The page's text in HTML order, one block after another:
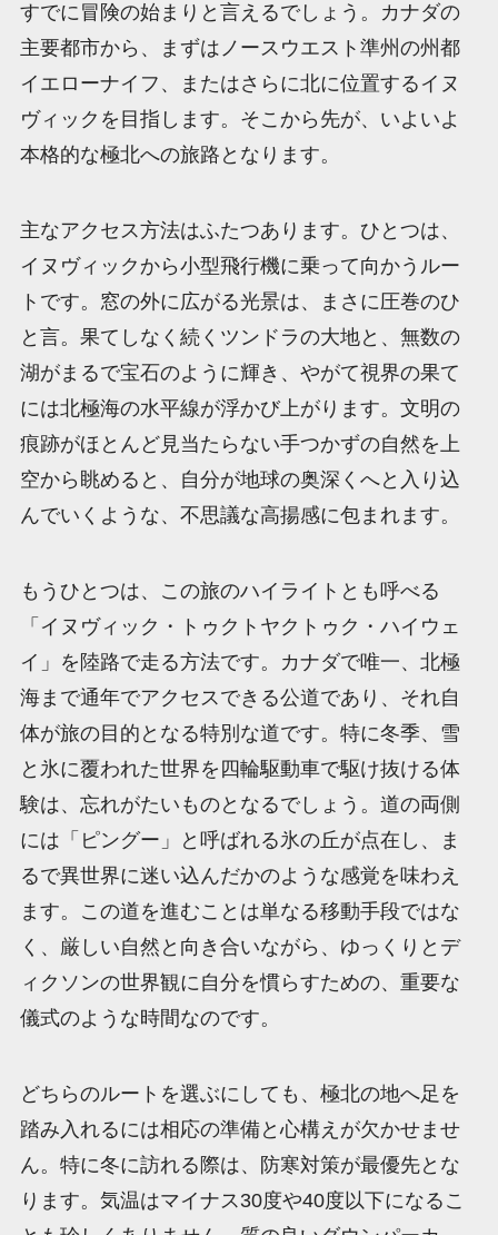
すでに冒険の始まりと言えるでしょう。カナダの
主要都市から、まずはノースウエスト準州の州都
イエローナイフ、またはさらに北に位置するイヌ
ヴィックを目指します。そこから先が、いよいよ
本格的な極北への旅路となります。
主なアクセス方法はふたつあります。ひとつは、
イヌヴィックから小型飛行機に乗って向かうルー
トです。窓の外に広がる光景は、まさに圧巻のひ
と言。果てしなく続くツンドラの大地と、無数の
湖がまるで宝石のように輝き、やがて視界の果て
には北極海の水平線が浮かび上がります。文明の
痕跡がほとんど見当たらない手つかずの自然を上
空から眺めると、自分が地球の奥深くへと入り込
んでいくような、不思議な高揚感に包まれます。
もうひとつは、この旅のハイライトとも呼べる
「イヌヴィック・トゥクトヤクトゥク・ハイウェ
イ」を陸路で走る方法です。カナダで唯一、北極
海まで通年でアクセスできる公道であり、それ自
体が旅の目的となる特別な道です。特に冬季、雪
と氷に覆われた世界を四輪駆動車で駆け抜ける体
験は、忘れがたいものとなるでしょう。道の両側
には「ピングー」と呼ばれる氷の丘が点在し、ま
るで異世界に迷い込んだかのような感覚を味わえ
ます。この道を進むことは単なる移動手段ではな
く、厳しい自然と向き合いながら、ゆっくりとデ
ィクソンの世界観に自分を慣らすための、重要な
儀式のような時間なのです。
どちらのルートを選ぶにしても、極北の地へ足を
踏み入れるには相応の準備と心構えが欠かせませ
ん。特に冬に訪れる際は、防寒対策が最優先とな
ります。気温はマイナス30度や40度以下になるこ